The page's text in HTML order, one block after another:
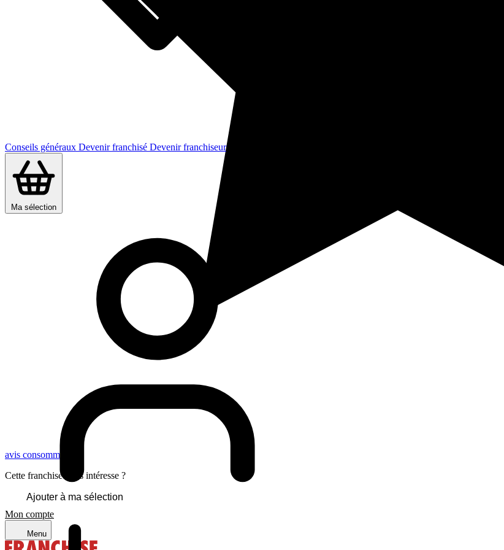
Conseils généraux Devenir franchisé Devenir franchiseur
Ma sélection
Mon compte
Menu
avis consommateurs
Cette franchise vous intéresse ?
Ajouter à ma sélection